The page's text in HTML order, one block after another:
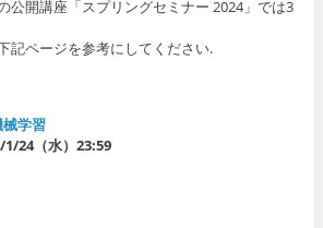
公開講座「スプリングセミナー 2024」では3
記ページを参考にしてください.
学習
24（水）23:59